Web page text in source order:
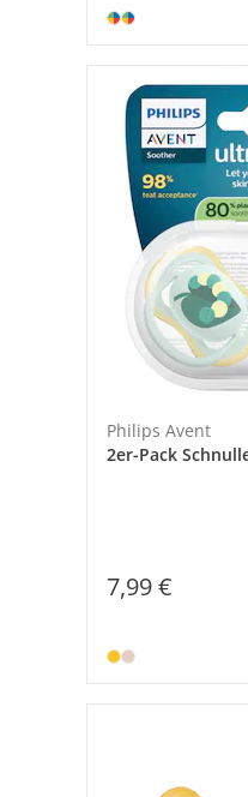
Philips Avent
2er-Pack
7,99 €